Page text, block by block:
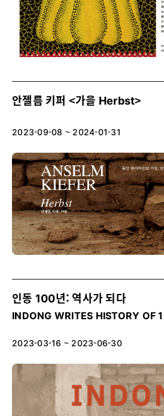
안젤름 키퍼 <가을 Herbst>
2023-09-08 ~ 2024-01-31
인동 100년: 역사가 되다
INDONG WRITES HISTORY OF
2023-03-16 ~ 2023-06-30